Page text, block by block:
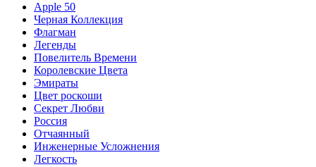
Apple 50
Черная Коллекция
Флагман
Легенды
Повелитель Времени
Королевские Цвета
Эмираты
Цвет роскоши
Секрет Любви
Россия
Отчаянный
Инженерные Усложнения
Легкость